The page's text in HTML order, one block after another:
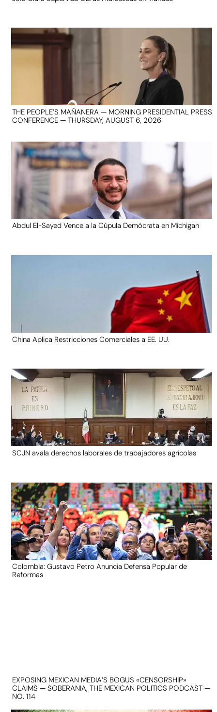
THE PEOPLE’S MAÑANERA — MORNING PRESIDENTIAL PRESS
CONFERENCE — THURSDAY, AUGUST 6, 2026
Abdul El-Sayed Vence a la Cúpula Demócrata en Michigan
China Aplica Restricciones Comerciales a EE. UU.
SCJN avala derechos laborales de trabajadores agrícolas
Colombia: Gustavo Petro Anuncia Defensa Popular de
Reformas
EXPOSING MEXICAN MEDIA’S BOGUS «CENSORSHIP»
CLAIMS — SOBERANIA, THE MEXICAN POLITICS PODCAST —
NO. 114